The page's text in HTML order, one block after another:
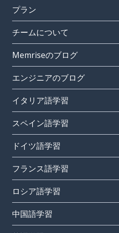
プラン
チームについて
Memriseのブログ
エンジニアのブログ
イタリア語学習
スペイン語学習
ドイツ語学習
フランス語学習
ロシア語学習
中国語学習